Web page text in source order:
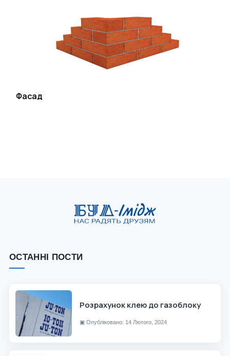
Фасад
ОСТАННІ ПОСТИ
Розрахунок клею до газоблоку
▣ Опубліковано: 14 Лютого, 2024